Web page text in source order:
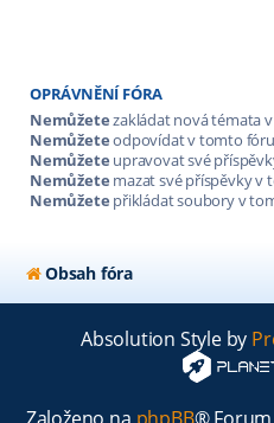
OPRÁVNĚNÍ FÓRA
Nemůžetezakládat nová témata
Nemůžeteodpovídat v tomto fóru
Nemůžete upravovat své
Nemůžete mazat své příspěvky v
Nemůžete přikládat soubory v
Obsah fóra
Absolution Style by